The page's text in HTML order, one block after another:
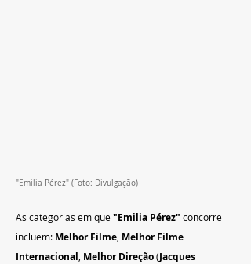
"Emilia Pérez" (Foto: Divulgação)
As categorias em que "Emilia Pérez" concorre
incluem: Melhor Filme Melhor Filme
Internacional Melhor Direção (Jacques